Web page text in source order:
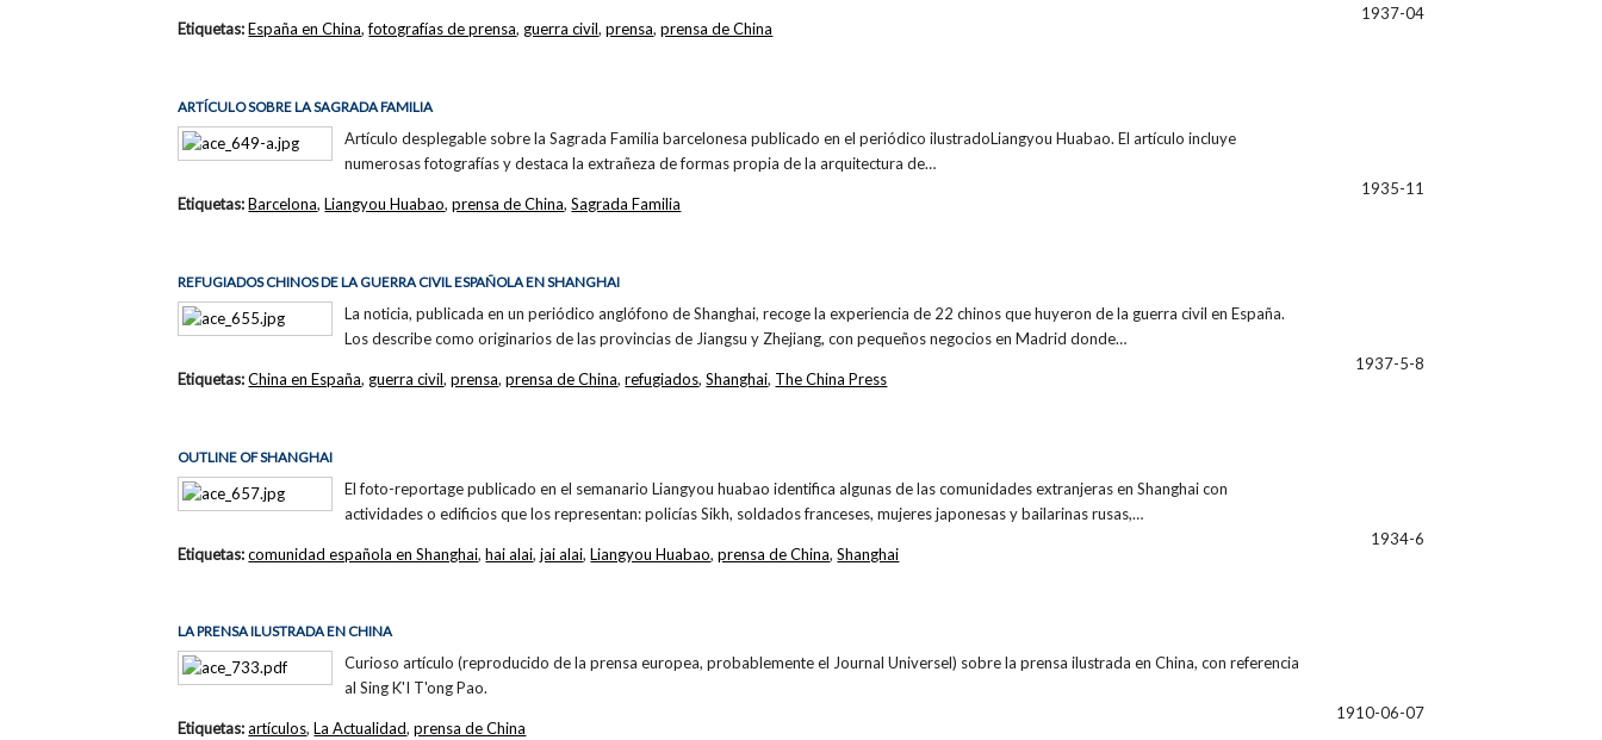
1937-04
Etiquetas:España en China,fotografías de prensa, guerra civil,prensa,prensa de China
ARTÍCULO SOBRE LA SAGRADA FAMILIA
Artículo desplegable sobre la Sagrada Familia barcelonesa publicado en el periódico ilustradoLiangyou Huabao. El artículo incluye
numerosas fotografías y destaca la extrañeza de formas propia de la arquitectura de…
1935-11
Etiquetas:Barcelona,Liangyou Huabao,prensa de China,Sagrada Familia
REFUGIADOS CHINOS DE LA GUERRA CIVIL ESPAÑOLA EN SHANGHAI
La noticia, publicada en un periódico anglófono de Shanghai, recoge la experiencia de 22 chinos que huyeron de la guerra civil en España.
Los describe como originarios de las provincias de Jiangsu y Zhejiang, con pequeños negocios en Madrid donde…
1937-5-8
Etiquetas:China en España, guerra civil,prensa,prensa de China,refugiados,Shanghai, The China Press
OUTLINE OF SHANGHAI
El foto-reportage publicado en el semanario Liangyou huabao identifica algunas de las comunidades extranjeras en Shanghai con
actividades o edificios que los representan: policías Sikh, soldados franceses, mujeres japonesas y bailarinas rusas,…
1934-6
Etiquetas:comunidad española en Shanghai,hai alai,jai alai,Liangyou Huabao,prensa de China,Shanghai
LA PRENSA ILUSTRADA EN CHINA
Curioso artículo (reproducido de la prensa europea, probablemente el Journal Universel) sobre la prensa ilustrada en China, con referencia
al Sing K'I T'ong Pao.
1910-06-07
Etiquetas:artículos,La Actualidad,prensa de China